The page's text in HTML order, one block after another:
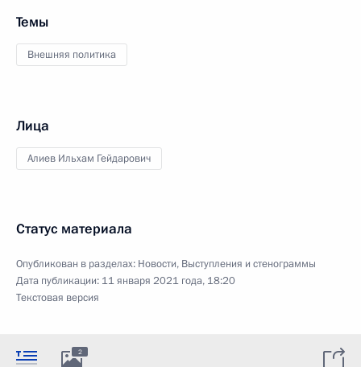
Темы
Внешняя политика
Лица
Алиев Ильхам Гейдарович
Статус материала
Опубликован в разделах: Новости, Выступления и стенограммы
Дата публикации: 11 января 2021 года, 18:20
Текстовая версия
2